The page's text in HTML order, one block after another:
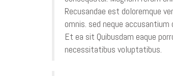
Recusandae est doloremque
omnis. sed neque
Et ea sit Quibusdam eaque
necessitatibus voluptatibus.